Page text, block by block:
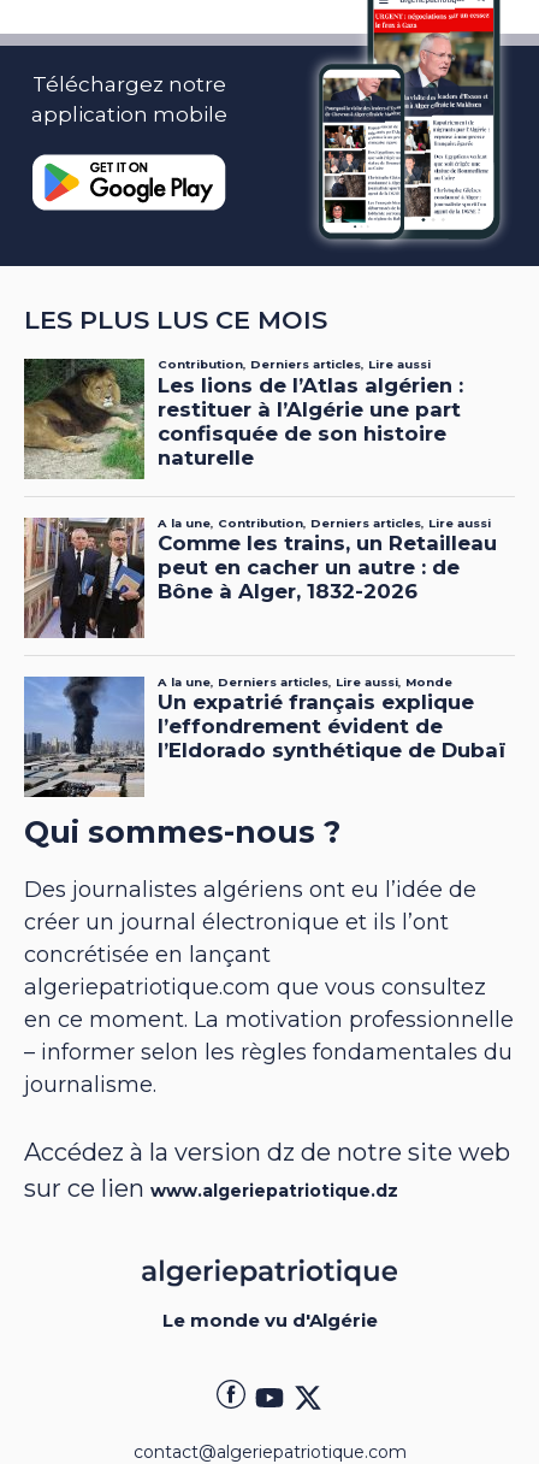
Téléchargez notre
application mobile
LES PLUS LUS CE MOIS
Qui sommes-nous ?
Des journalistes algériens ont eu l’idée de
créer un journal électronique et ils l’ont
concrétisée en lançant
algeriepatriotique.com que vous consultez
en ce moment. La motivation professionnelle
– informer selon les règles fondamentales du
journalisme.
Accédez à la version dz de notre site web
sur ce lien www.algeriepatriotique.dz
Le monde vu d'Algérie
contact@algeriepatriotique.com